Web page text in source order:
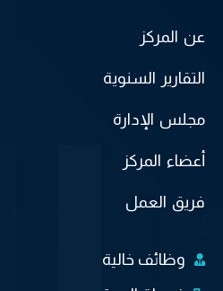
عن المركز
التقارير السنوية
مجلس الإدارة
أعضاء المركز
فريق العمل
وظائف خالية